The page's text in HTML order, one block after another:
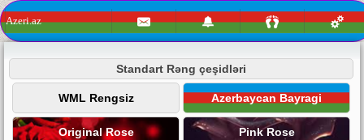
Azeri.az
Standart Rəng çeşidləri
WML Rengsiz Azerbaycan Bayragi
Original Rose Pink Rose